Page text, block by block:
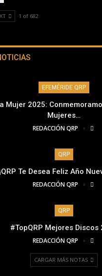
1 of 682
EFEMÉRIDE QRP
Mujer 2025:
Mujeres…
REDACCIÓN QRP
QRP
¡QRP Te Desea Feliz Año
REDACCIÓN QRP
QRP
#TopQRP Mejores Discos
REDACCIÓN QRP
CARGAR MÁS NOTAS